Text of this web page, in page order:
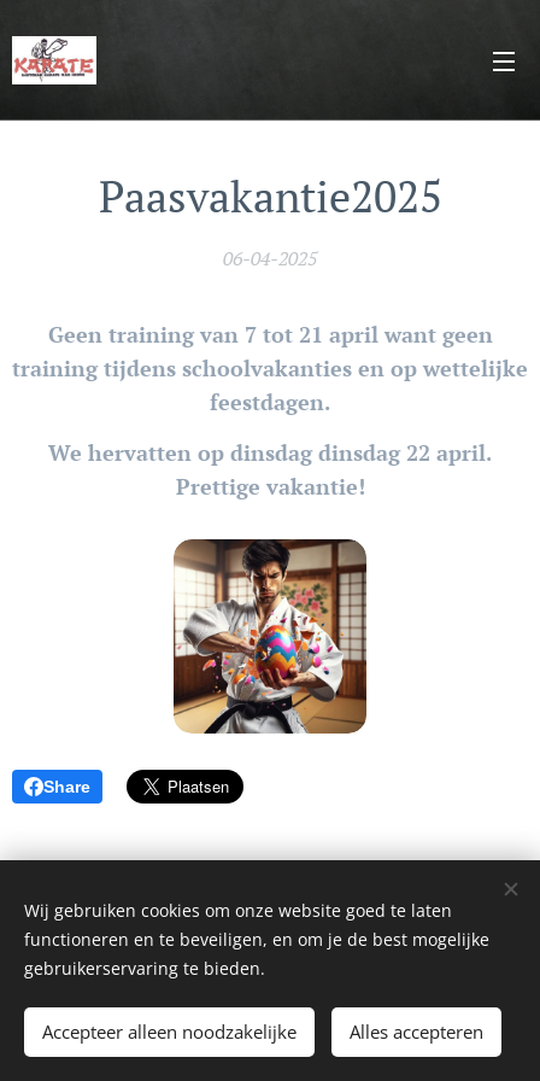
Paasvakantie2025
06-04-2025
Geen training van 7 tot 21 april want geen
training tijdens schoolvakanties en op wettelijke
feestdagen.
We hervatten op dinsdag dinsdag 22 april.
Prettige vakantie!
Share
2024 Shotokan Herne| Alle rechten voorbehouden.
Cookies
Wij gebruiken cookies om onze website goed te laten
functioneren en te beveiligen, en om je de best mogelijke
gebruikerservaring te bieden.
Accepteer alleen noodzakelijke Alles accepteren